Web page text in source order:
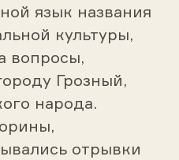
язык названия
культуры,
вопросы,
Грозный,
народа.
отрывки